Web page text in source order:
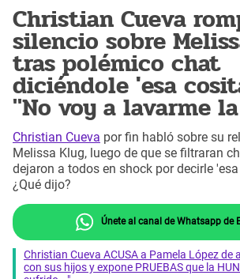
Christian Cueva
silencio sobre
tras polémico chat
diciéndole 'esa
"No voy a lavarme
Christian Cueva por fin habló sobre su
Melissa Klug, luego de que se filtraran
dejaron a todos en shock por decirle
¿Qué dijo?
Únete al canal de Whatsapp de
Christian Cueva ACUSA a Pamela López de
con sus hijos y expone PRUEBAS que la